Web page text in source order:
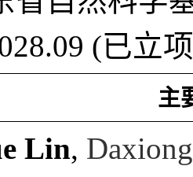
(已立项
主
Lin, Daxiong